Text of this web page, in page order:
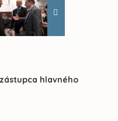
hlavného